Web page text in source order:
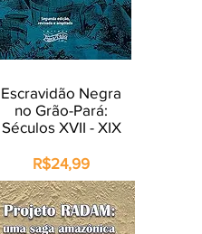
Escravidão Negra
no Grão-Pará:
Séculos XVII - XIX
R$24,99